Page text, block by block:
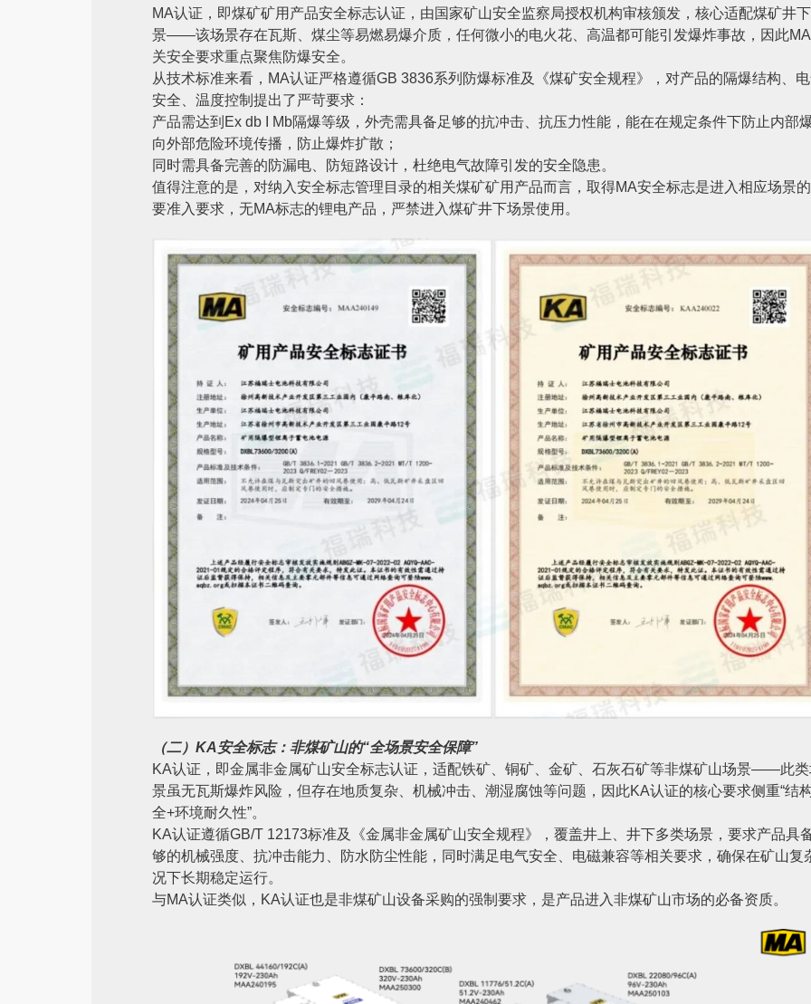
MA认证，即煤矿矿用产品安全标志认证，由国家矿山安全监察局授权机构审核颁发，核心适配煤矿井
景——该场景存在瓦斯、煤尘等易燃易爆介质，任何微小的电火花、高温都可能引发爆炸事故，因此
关安全要求重点聚焦防爆安全。
从技术标准来看，MA认证严格遵循GB 3836系列防爆标准及《煤矿安全规程》，对产品的隔爆结构、
安全、温度控制提出了严苛要求：
产品需达到Ex db I Mb隔爆等级，外壳需具备足够的抗冲击、抗压力性能，能在在规定条件下防止内部
向外部危险环境传播，防止爆炸扩散；
同时需具备完善的防漏电、防短路设计，杜绝电气故障引发的安全隐患。
值得注意的是，对纳入安全标志管理目录的相关煤矿矿用产品而言，取得MA安全标志是进入相应场景
要准入要求，无MA标志的锂电产品，严禁进入煤矿井下场景使用。
（二）KA安全标志：非煤矿山的“全场景安全保障”
KA认证，即金属非金属矿山安全标志认证，适配铁矿、铜矿、金矿、石灰石矿等非煤矿山场景——此
景虽无瓦斯爆炸风险，但存在地质复杂、机械冲击、潮湿腐蚀等问题，因此KA认证的核心要求侧重“结
全+环境耐久性”。
KA认证遵循GB/T 12173标准及《金属非金属矿山安全规程》，覆盖井上、井下多类场景，要求产品具
够的机械强度、抗冲击能力、防水防尘性能，同时满足电气安全、电磁兼容等相关要求，确保在矿山复
况下长期稳定运行。
与MA认证类似，KA认证也是非煤矿山设备采购的强制要求，是产品进入非煤矿山市场的必备资质。